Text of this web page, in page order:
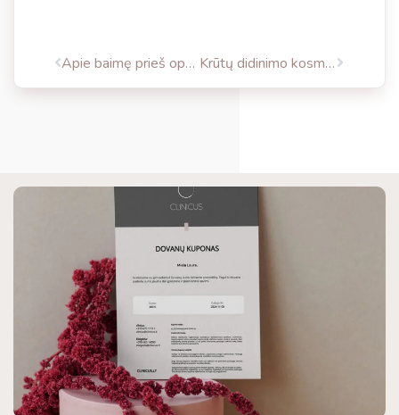
Apie baimę prieš operaciją ir po jos Krūtų didinimo kosmetinės operacijos ir žindymas